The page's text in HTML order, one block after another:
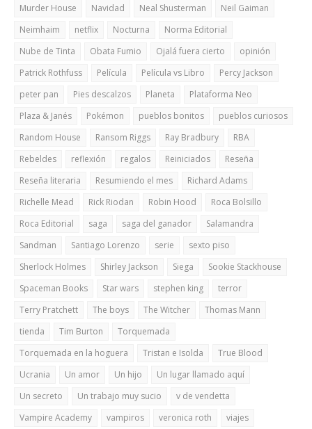
Murder House
Navidad Neal Shusterman
Neil Gaiman
Neimhaim
netflix Nocturna
Norma Editorial
Nube de Tinta
Obata Fumio Ojalá fuera cierto
opinión
Patrick Rothfuss
Película Película vs Libro
Percy Jackson
peter pan
Pies descalzos Planeta
Plataforma Neo
Plaza & Janés
Pokémon pueblos bonitos
pueblos curiosos
Random House
Ransom Riggs Ray Bradbury
RBA
Rebeldes
reflexión regalos Reiniciados
Reseña
Reseña literaria
Resumiendo el mes
Richard Adams
Richelle Mead
Rick Riodan Robin Hood
Roca Bolsillo
Roca Editorial
saga saga del ganador
Salamandra
Sandman
Santiago Lorenzo serie
sexto piso
Sherlock Holmes
Shirley Jackson Siega
Sookie Stackhouse
Spaceman Books
Star wars stephen king
terror
Terry Pratchett
The boys The Witcher
Thomas Mann
tienda
Tim Burton
Torquemada
Torquemada en la hoguera
Tristan e Isolda
True Blood
Ucrania
Un amor Un hijo
Un lugar llamado aquí
Un secreto
Un trabajo muy sucio
v de vendetta
Vampire Academy
vampiros veronica roth viajes